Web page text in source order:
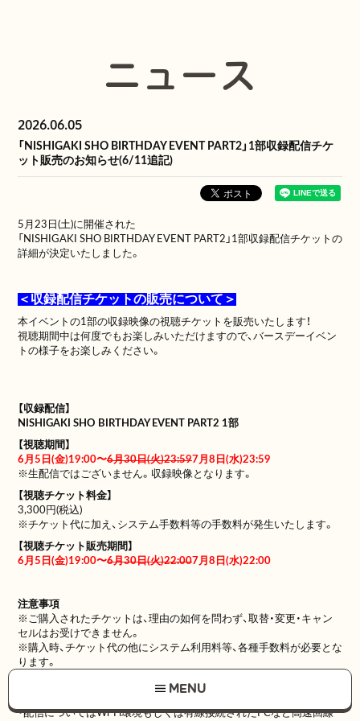
MENU
ニュース
2026.06.05
「NISHIGAKI SHO BIRTHDAY EVENT PART2」1部収録配信チケ
ット販売のお知らせ(6/11追記)
5月23日(土)に開催された
「NISHIGAKI SHO BIRTHDAY EVENT PART2」1部収録配信チケットの
詳細が決定いたしました。
＜収録配信チケットの販売について＞
本イベントの1部の収録映像の視聴チケットを販売いたします！
視聴期間中は何度でもお楽しみいただけますので、バースデーイベン
トの様子をお楽しみください。
【収録配信】
NISHIGAKI SHO BIRTHDAY EVENT PART2 1部
【視聴期間】
6月5日(金)19:00〜6月30日(火)23:597月8日(水)23:59
※生配信ではございません。収録映像となります。
【視聴チケット料金】
3,300円(税込)
※チケット代に加え、システム手数料等の手数料が発生いたします。
【視聴チケット販売期間】
6月5日(金)19:00〜6月30日(火)22:007月8日(水)22:00
注意事項
※ご購入されたチケットは、理由の如何を問わず、取替・変更・キャン
セルはお受けできません。
※購入時、チケット代の他にシステム利用料等、各種手数料が必要とな
ります。
・配信についてはWi-Fi環境もしくは有線接続されたPCなど高速回線